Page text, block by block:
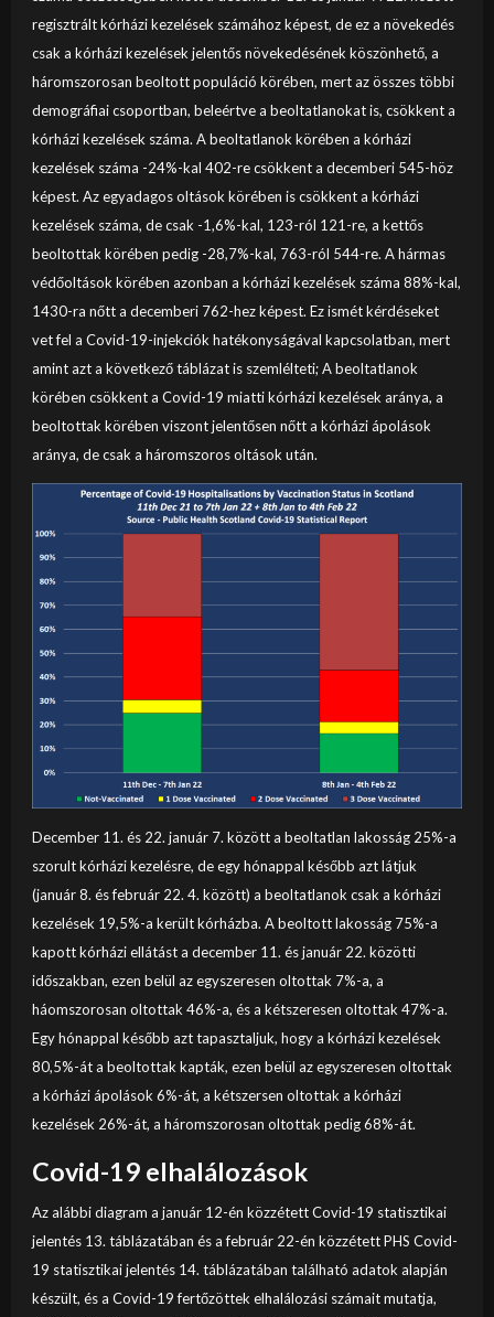
regisztrált kórházi kezelések számához képest, de ez a növekedés
csak a kórházi kezelések jelentős növekedésének köszönhető, a
háromszorosan beoltott populáció körében, mert az összes többi
demográfiai csoportban, beleértve a beoltatlanokat is, csökkent a
kórházi kezelések száma. A beoltatlanok körében a kórházi
kezelések száma -24%-kal 402-re csökkent a decemberi 545-höz
képest. Az egyadagos oltások körében is csökkent a kórházi
kezelések száma, de csak -1,6%-kal, 123-ról 121-re, a kettős
beoltottak körében pedig -28,7%-kal, 763-ról 544-re. A hármas
védőoltások körében azonban a kórházi kezelések száma 88%-kal,
1430-ra nőtt a decemberi 762-hez képest. Ez ismét kérdéseket
vet fel a Covid-19-injekciók hatékonyságával kapcsolatban, mert
amint azt a következő táblázat is szemlélteti; A beoltatlanok
körében csökkent a Covid-19 miatti kórházi kezelések aránya, a
beoltottak körében viszont jelentősen nőtt a kórházi ápolások
aránya, de csak a háromszoros oltások után.
December 11. és 22. január 7. között a beoltatlan lakosság 25%-a
szorult kórházi kezelésre, de egy hónappal később azt látjuk
(január 8. és február 22. 4. között) a beoltatlanok csak a kórházi
kezelések 19,5%-a került kórházba. A beoltott lakosság 75%-a
kapott kórházi ellátást a december 11. és január 22. közötti
időszakban, ezen belül az egyszeresen oltottak 7%-a, a
háomszorosan oltottak 46%-a, és a kétszeresen oltottak 47%-a.
Egy hónappal később azt tapasztaljuk, hogy a kórházi kezelések
80,5%-át a beoltottak kapták, ezen belül az egyszeresen oltottak
a kórházi ápolások 6%-át, a kétszersen oltottak a kórházi
kezelések 26%-át, a háromszorosan oltottak pedig 68%-át.
Covid-19 elhalálozások
Az alábbi diagram a január 12-én közzétett Covid-19 statisztikai
jelentés 13. táblázatában és a február 22-én közzétett PHS Covid-
19 statisztikai jelentés 14. táblázatában található adatok alapján
készült, és a Covid-19 fertőzöttek elhalálozási számait mutatja,